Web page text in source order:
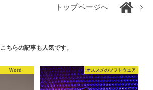
トップページへ
こちらの記事も人気です。
Word オススメのソフトウェア